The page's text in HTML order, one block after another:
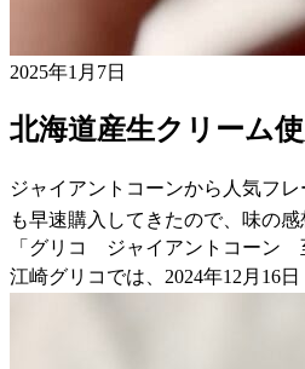
2025年1月7日
北海道産生クリーム
ジャイアントコーンから人気フ
も早速購入してきたので、味の
「グリコ ジャイアントコーン
江崎グリコでは、2024年12月16